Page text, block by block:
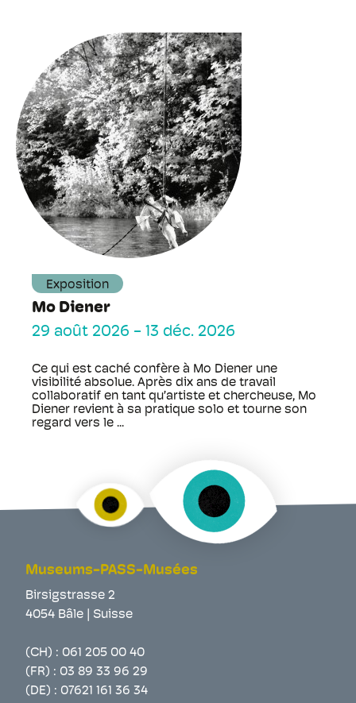
Exposition
Mo Diener
29 août 2026 - 13 déc. 2026
Ce qui est caché confère à Mo Diener une
visibilité absolue. Après dix ans de travail
collaboratif en tant qu’artiste et chercheuse, Mo
Diener revient à sa pratique solo et tourne son
regard vers le ...
Museums-PASS-Musées
Birsigstrasse 2
4054 Bâle | Suisse
(CH) : 061 205 00 40
(FR) : 03 89 33 96 29
(DE) : 07621 161 36 34